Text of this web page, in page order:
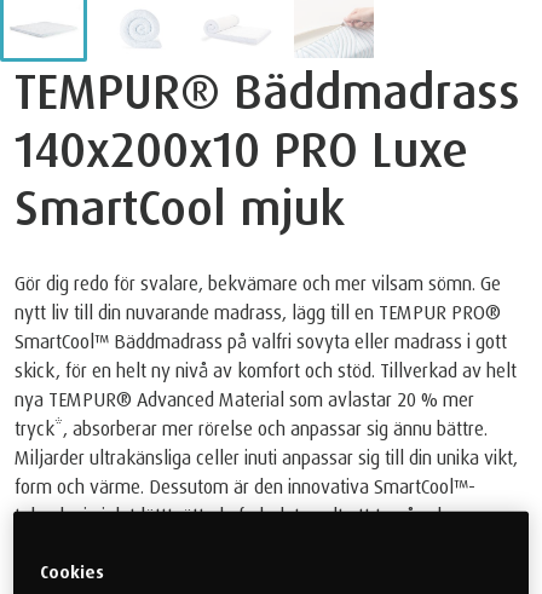
TEMPUR® Bäddmadrass
140x200x10 PRO Luxe
SmartCool mjuk
Gör dig redo för svalare, bekvämare och mer vilsam sömn. Ge
nytt liv till din nuvarande madrass, lägg till en TEMPUR PRO®
SmartCool™ Bäddmadrass på valfri sovyta eller madrass i gott
skick, för en helt ny nivå av komfort och stöd. Tillverkad av helt
nya TEMPUR® Advanced Material som avlastar 20 % mer
tryck*, absorberar mer rörelse och anpassar sig ännu bättre.
Miljarder ultrakänsliga celler inuti anpassar sig till din unika vikt,
form och värme. Dessutom är den innovativa SmartCool™️-
teknologin i det lätttvättade fodralet svalt att ta på och
rofylld sömn.
Cookies